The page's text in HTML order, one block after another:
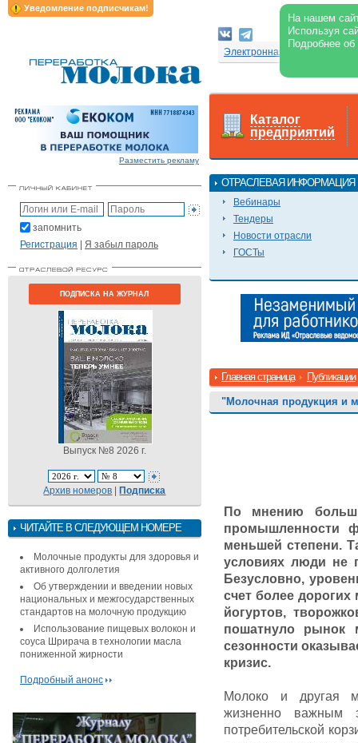
Уведомление подписчикам!
На нашем
Используя
Подробнее
Электронная версия
Разместить рекламу
запомнить
Регистрация | Я забыл пароль
ПОДПИСКА НА ЖУРНАЛ
Выпуск №8 2026 г.
Архив номеров |Подписка
ЧИТАЙТЕ В СЛЕДУЮЩЕМ НОМЕРЕ
Молочные продукты для здоровья и
активного долголетия
Об утверждении и введении новых
национальных и межгосударственных
стандартов на молочную продукцию
Использование пищевых волокон и
соуса Шрирача в технологии масла
пониженной жирности
Подробный анонс
Каталог
предприятий
ОТРАСЛЕВАЯ ИНФОРМАЦИЯ
Вебинары
Тендеры
Новости отрасли
ГОСТы
Главная страница Публикации
"Молочная продукция и
По мнению
промышленности
меньшей степени.
условиях люди не
Безусловно,
счет более
йогуртов,
пошатнуло рынок
сезонности
кризис.
Молоко и другая
жизненно важным
потребительской